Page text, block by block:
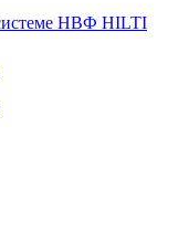
НВФ HILTI